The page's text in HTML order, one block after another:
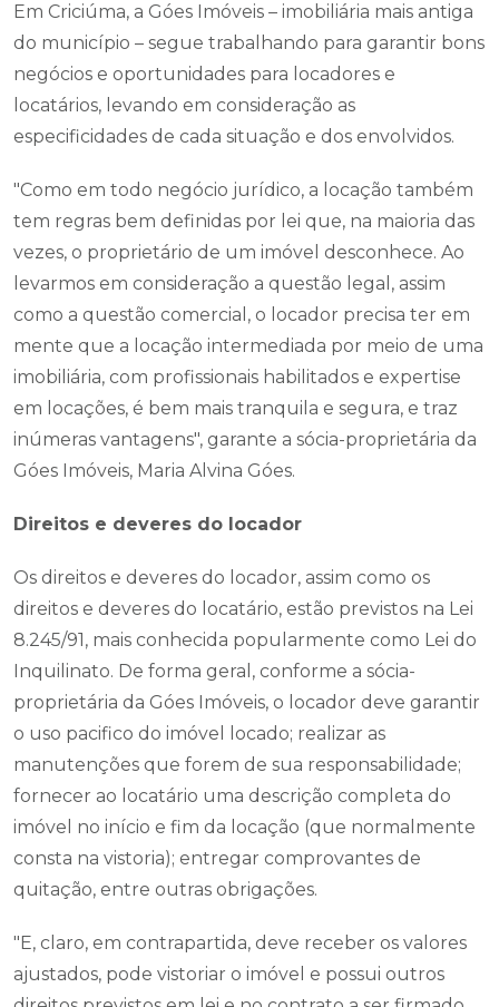
Em Criciúma, a Góes Imóveis – imobiliária mais antiga
do município – segue trabalhando para garantir bons
negócios e oportunidades para locadores e
locatários, levando em consideração as
especificidades de cada situação e dos envolvidos.
"Como em todo negócio jurídico, a locação também
tem regras bem definidas por lei que, na maioria das
vezes, o proprietário de um imóvel desconhece. Ao
levarmos em consideração a questão legal, assim
como a questão comercial, o locador precisa ter em
mente que a locação intermediada por meio de uma
imobiliária, com profissionais habilitados e expertise
em locações, é bem mais tranquila e segura, e traz
inúmeras vantagens", garante a sócia-proprietária da
Góes Imóveis, Maria Alvina Góes.
Direitos e deveres do locador
Os direitos e deveres do locador, assim como os
direitos e deveres do locatário, estão previstos na Lei
8.245/91, mais conhecida popularmente como Lei do
Inquilinato. De forma geral, conforme a sócia-
proprietária da Góes Imóveis, o locador deve garantir
o uso pacifico do imóvel locado; realizar as
manutenções que forem de sua responsabilidade;
fornecer ao locatário uma descrição completa do
imóvel no início e fim da locação (que normalmente
consta na vistoria); entregar comprovantes de
quitação, entre outras obrigações.
"E, claro, em contrapartida, deve receber os valores
ajustados, pode vistoriar o imóvel e possui outros